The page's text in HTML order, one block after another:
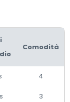
Comodità
4
3